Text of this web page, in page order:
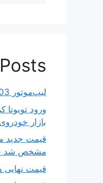
لیپ‌موتور B03 رونمایی شد؛
بازار
قیمت جدید
مشخص شد +
قیمت نهایی